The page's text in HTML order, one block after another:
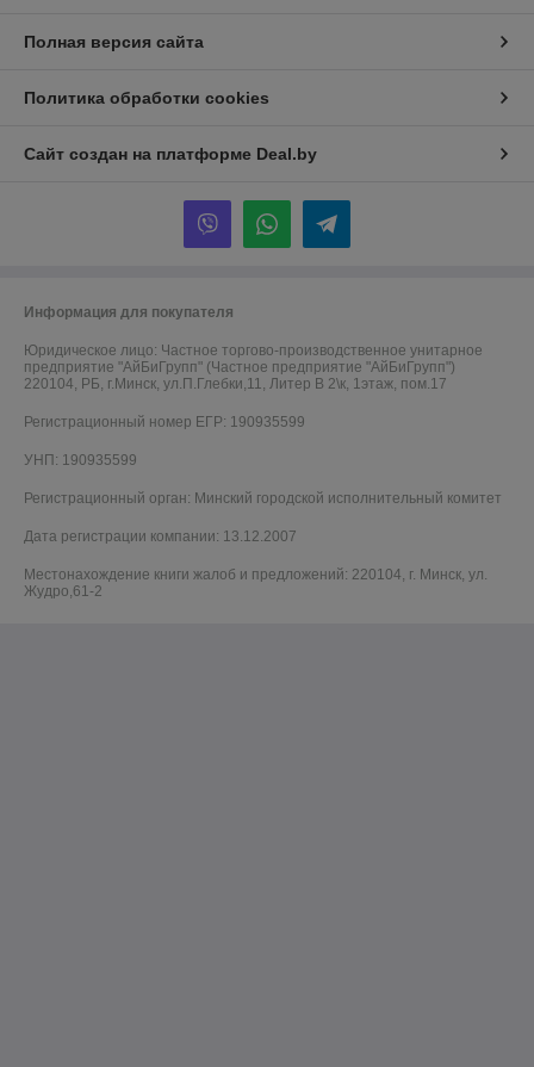
Полная версия сайта
Политика обработки cookies
Сайт создан на платформе Deal.by
Информация для покупателя
Юридическое лицо: Частное торгово-производственное унитарное
предприятие "АйБиГрупп" (Частное предприятие "АйБиГрупп")
220104, РБ, г.Минск, ул.П.Глебки,11, Литер В 2\к, 1этаж, пом.17
Регистрационный номер ЕГР: 190935599
УНП: 190935599
Регистрационный орган: Минский городской исполнительный комитет
Дата регистрации компании: 13.12.2007
Местонахождение книги жалоб и предложений: 220104, г. Минск, ул.
Жудро,61-2